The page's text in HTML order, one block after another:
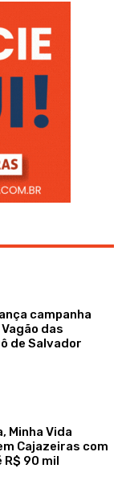
campanha
das
de Salvador
Minha Vida
Cajazeiras com
90 mil